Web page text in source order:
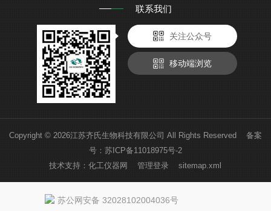
联系我们
关注公众号
移动端浏览
Copyright © 2026江苏齐氏生物科技有限公司 All Rights Reserved 备案
号： 苏ICP备11018975号-2
技术支持：化工仪器网 管理登录 sitemap.xml
苏公网安备 32028102004036号